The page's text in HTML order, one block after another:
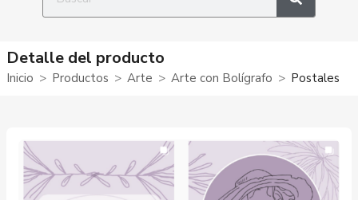
Detalle del producto
Inicio Productos Arte Arte con Bolígrafo Postales